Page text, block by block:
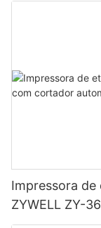
Impressora
ZYWELL ZY-